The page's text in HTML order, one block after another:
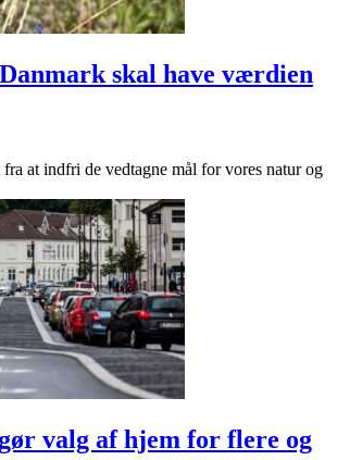
skal have værdien
at indfri de vedtagne mål for vores natur og
valg af hjem for flere og